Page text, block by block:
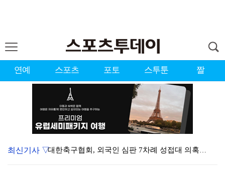
연예 스포츠 포토 스투툰 짤
대한축구협회, 외국인 심판 7차례 성접대 의혹…이 기간…
최신기사 ▽